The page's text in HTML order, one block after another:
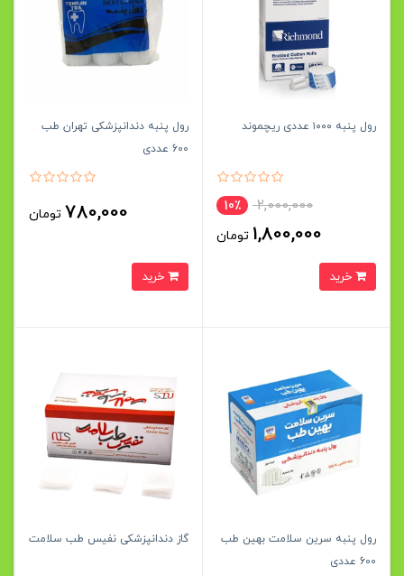
رول پنبه ۱۰۰۰ عددی ریچموند
2,000,000 10٪
1,800,000 تومان
رول پنبه دندانپزشکی تهران طب
600 عددی
780,000 تومان
رول پنبه سرین سلامت بهین طب
600 عددی
گاز دندانپزشکی نفیس طب سلامت